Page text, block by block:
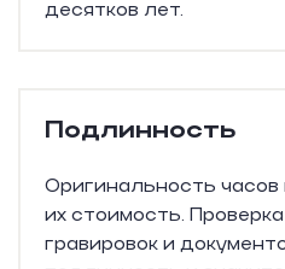
десятков лет.
Подлинность
Оригинальность
их стоимость.
гравировок и